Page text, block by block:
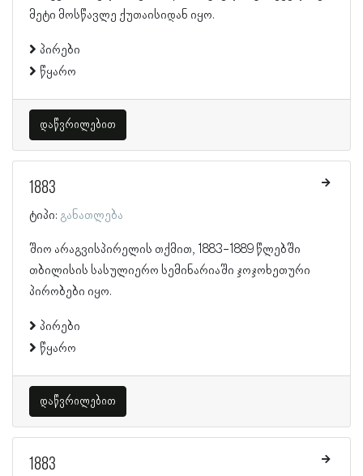
მეტი მოსწავლე ქუთაისიდან იყო.
პირები
წყარო
დაწვრილებით
1883
ტიპი: განათლება
შიო არაგვისპირელის თქმით, 1883-1889 წლებში
თბილისის სასულიერო სემინარიაში ჯოჯოხეთური
პირობები იყო.
პირები
წყარო
დაწვრილებით
1883